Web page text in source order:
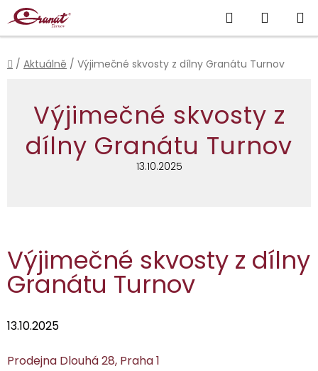
Přejít
na
obsah
Hledat
KOŠÍK
Domů
/ Aktuálně / Výjimečné skvosty z dílny Granátu Turnov
Výjimečné skvosty z
dílny Granátu Turnov
13.10.2025
Výjimečné skvosty z dílny
Granátu Turnov
13.10.2025
Prodejna Dlouhá 28, Praha 1